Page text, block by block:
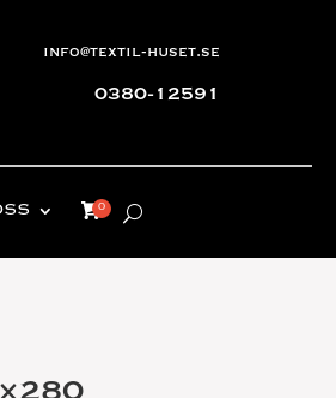
info@textil-huset.se
0380-12591